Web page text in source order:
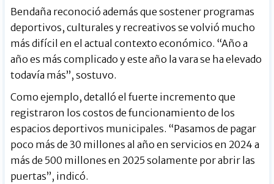
Bendaña reconoció además que sostener programas
deportivos, culturales y recreativos se volvió mucho
más difícil en el actual contexto económico. “Año a
año es más complicado y este año la vara se ha elevado
todavía más”, sostuvo.
Como ejemplo, detalló el fuerte incremento que
registraron los costos de funcionamiento de los
espacios deportivos municipales. “Pasamos de pagar
poco más de 30 millones al año en servicios en 2024 a
más de 500 millones en 2025 solamente por abrir las
puertas”, indicó.